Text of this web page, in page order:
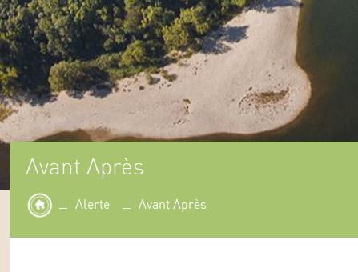
Avant Après
Alerte Avant Après